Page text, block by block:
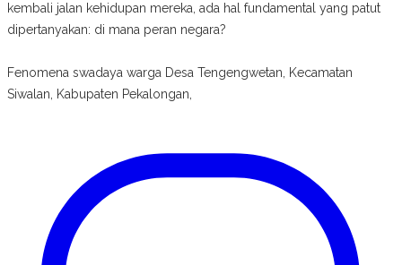
kembali jalan kehidupan mereka, ada hal fundamental yang patut
dipertanyakan: di mana peran negara?
Fenomena swadaya warga Desa Tengengwetan, Kecamatan
Siwalan, Kabupaten Pekalongan,